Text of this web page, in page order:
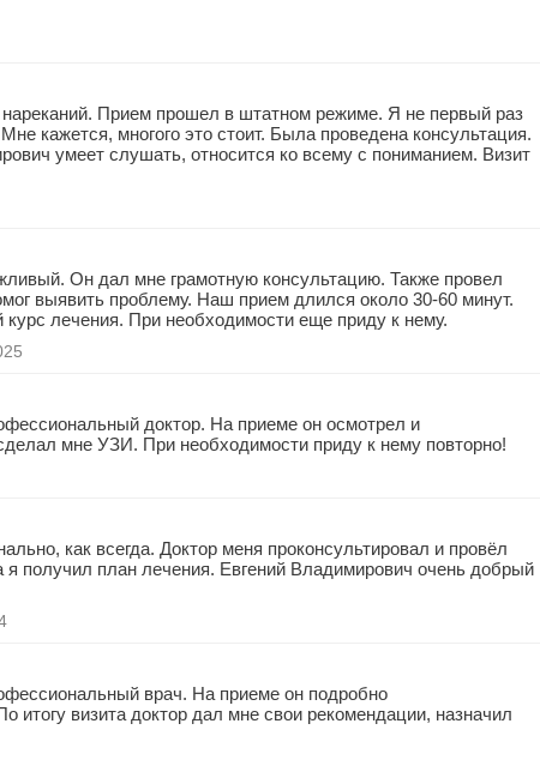
Прием прошел в штатном режиме. Я не первый раз
кажется, многого это стоит. Была проведена консультация.
умеет слушать, относится ко всему с пониманием. Визит
Он дал мне грамотную консультацию. Также провел
выявить проблему. Наш прием длился около 30-60 минут.
курс лечения. При необходимости еще приду к нему.
доктор. На приеме он осмотрел и
мне УЗИ. При необходимости приду к нему повторно!
как всегда. Доктор меня проконсультировал и провёл
я получил план лечения. Евгений Владимирович очень добрый
врач. На приеме он подробно
итогу визита доктор дал мне свои рекомендации, назначил